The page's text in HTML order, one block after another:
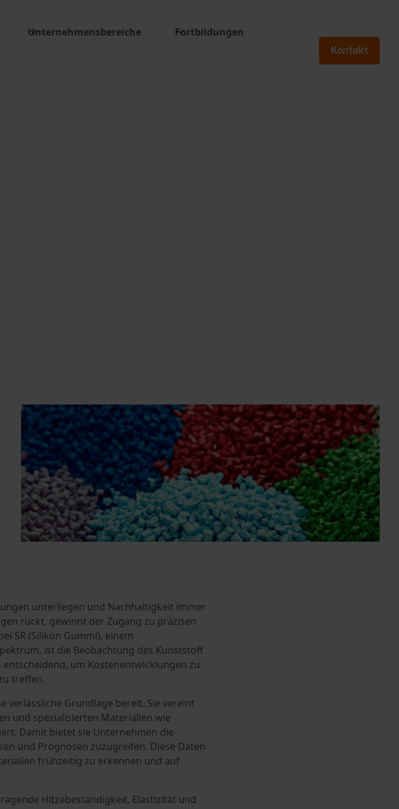
Unternehmensbereiche Fortbildungen
Kontakt
unterliegen und Nachhaltigkeit immer
rückt, gewinnt der Zugang zu präzisen
SR (Silikon Gummi), einem
ist die Beobachtung des Kunststoff
um Kostenentwicklungen zu
treffen.
Grundlage bereit. Sie vereint
und spezialisierten Materialien wie
Damit bietet sie Unternehmen die
und Prognosen zuzugreifen. Diese Daten
frühzeitig zu erkennen und auf
Hitzebeständigkeit, Elastizität und